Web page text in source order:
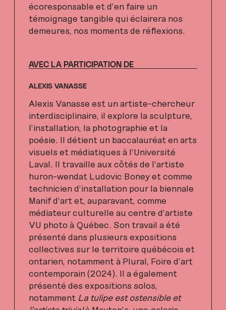
écoresponsable et d’en faire un
témoignage tangible qui éclairera nos
demeures, nos moments de réflexions.
AVEC LA PARTICIPATION DE
ALEXIS VANASSE
Alexis Vanasse est un artiste-chercheur
interdisciplinaire, il explore la sculpture,
l’installation, la photographie et la
poésie. Il détient un baccalauréat en arts
visuels et médiatiques à l’Université
Laval. Il travaille aux côtés de l’artiste
huron-wendat Ludovic Boney et comme
technicien d’installation pour la biennale
Manif d’art et, auparavant, comme
médiateur culturelle au centre d’artiste
VU photo à Québec. Son travail a été
présenté dans plusieurs expositions
collectives sur le territoire québécois et
ontarien, notamment à Plural, Foire d’art
contemporain (2024). Il a également
présenté des expositions solos,
notamment La tulipe est ostensible et